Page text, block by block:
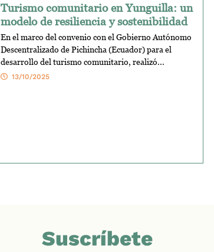
Turismo comunitario en Yunguilla: un
modelo de resiliencia y sostenibilidad
En el marco del convenio con el Gobierno Autónomo
Descentralizado de Pichincha (Ecuador) para el
desarrollo del turismo comunitario, realizó...
13/10/2025
Suscríbete